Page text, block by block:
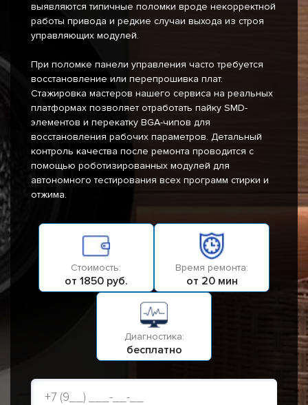
выявляются типичные поломки вроде некорректной
работы привода и редкие случаи выхода из строя
управляющих модулей.
При поломке панели управления часто требуется
восстановление или перепрошивка плат.
Стажировка мастеров нашего сервиса на реальных
платформах позволяет отработать пайку SMD-
элементов и перекатку BGA-чипов для
восстановления рабочих параметров. Детальный
контроль качества после ремонта проводится с
помощью роботизированных модулей для
автономного тестирования всех программ стирки и
отжима.
Стоимость:
от 1850 руб.
Время ремонта:
от 20 мин
Диагностика:
бесплатно